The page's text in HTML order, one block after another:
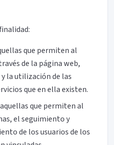
que permiten al
de la página web,
la utilización de las
que en ella existen.
que permiten al
el seguimiento y
de los usuarios de los